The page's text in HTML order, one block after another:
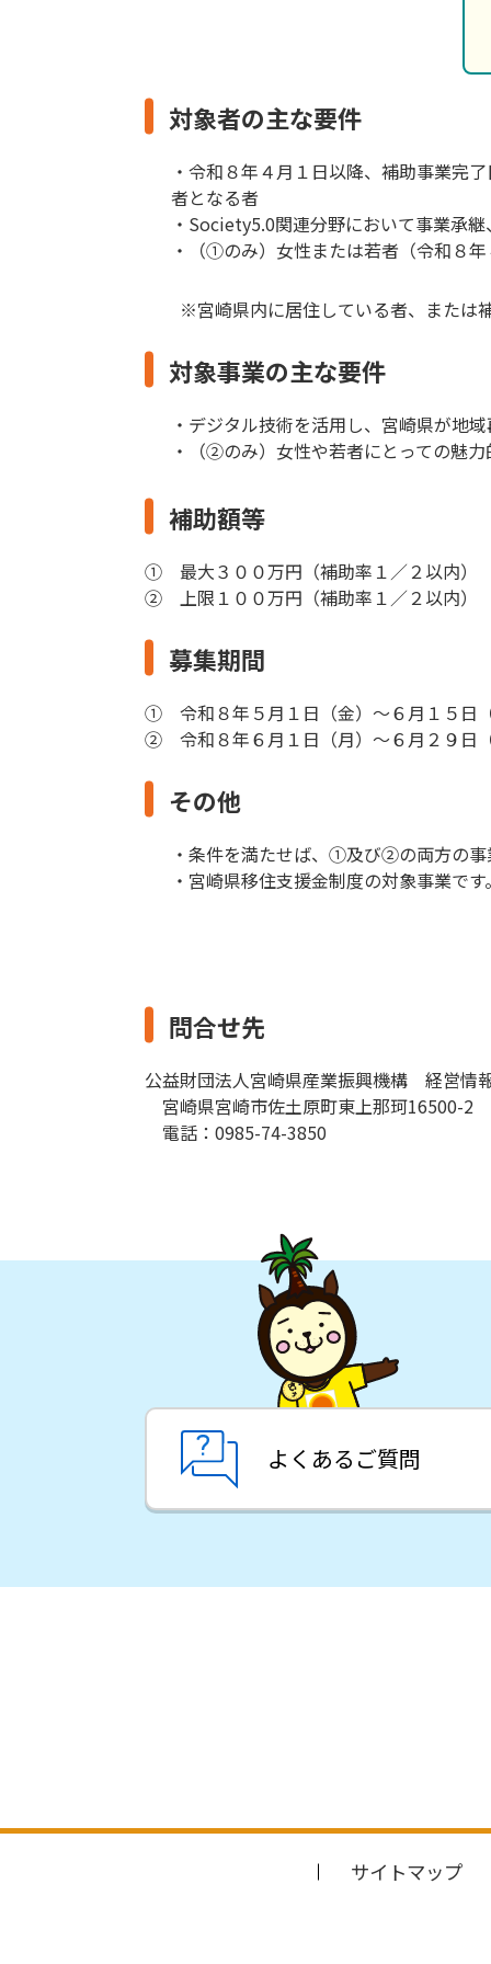
対象者の主な要件
・令和８年４月１日以降、補助事業完
者となる者
・Society5.0関連分野において事業承
・（①のみ）女性または若者（令和８
※宮崎県内に居住している者、または補
対象事業の主な要件
・デジタル技術を活用し、宮崎県が地
・（②のみ）女性や若者にとっての魅
補助額等
① 最大３００万円（補助率１／２以内）
② 上限１００万円（補助率１／２以内）
募集期間
① 令和８年５月１日（金）～６月１５日
② 令和８年６月１日（月）～６月２９
その他
・条件を満たせば、①及び②の両方の
・宮崎県移住支援金制度の対象事業で
問合せ先
公益財団法人宮崎県産業振興機構 経営情
宮崎県宮崎市佐土原町東上那珂16500-2
電話：0985-74-3850
よくあるご質問
サイトマップ